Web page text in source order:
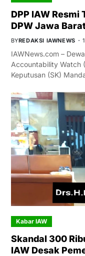
DPP IAW
DPW Jawa
BYREDAKSI IAWNEWS
IAWNews.com –
Accountability Watch
Keputusan (SK)
Kabar IAW
Skandal 300
IAW Desak